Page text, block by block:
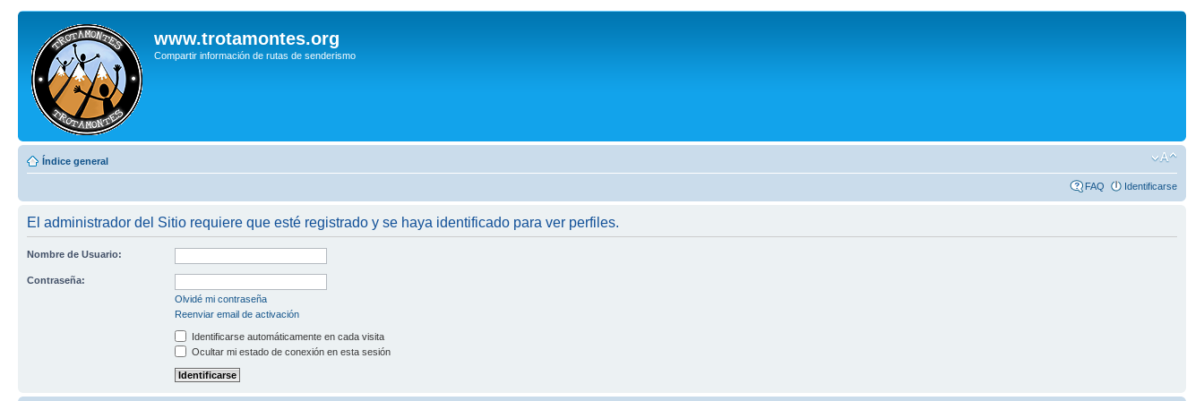
www.trotamontes.org
Compartir información de rutas de senderismo
Índice general
FAQ Identificarse
El administrador del Sitio requiere que esté registrado y se haya identificado para ver perfiles.
Nombre de Usuario:
Contraseña:
Olvidé mi contraseña
Reenviar email de activación
Identificarse automáticamente en cada visita
Ocultar mi estado de conexión en esta sesión